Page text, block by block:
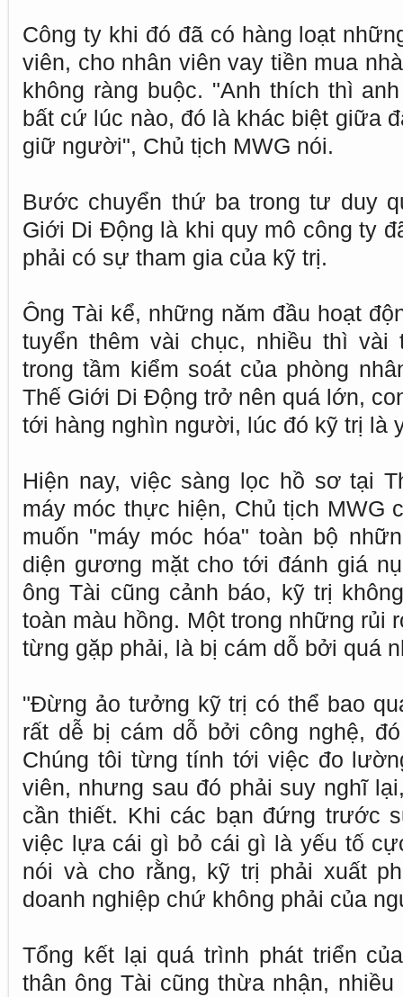
Công ty khi đó đã có hàng loạt
viên, cho nhân viên vay tiền mua
không ràng buộc. "Anh thích thì
bất cứ lúc nào, đó là khác biệt giữa
giữ người", Chủ tịch MWG nói.
Bước chuyển thứ ba trong tư duy
Giới Di Động là khi quy mô công ty
phải có sự tham gia của kỹ trị.
Ông Tài kể, những năm đầu hoạt
tuyển thêm vài chục, nhiều thì vài
trong tầm kiểm soát của phòng
Thế Giới Di Động trở nên quá lớn,
tới hàng nghìn người, lúc đó kỹ trị là
Hiện nay, việc sàng lọc hồ sơ tại
máy móc thực hiện, Chủ tịch MWG
muốn "máy móc hóa" toàn bộ
diện gương mặt cho tới đánh giá
ông Tài cũng cảnh báo, kỹ trị
toàn màu hồng. Một trong những rủi
từng gặp phải, là bị cám dỗ bởi quá
"Đừng ảo tưởng kỹ trị có thể bao
rất dễ bị cám dỗ bởi công nghệ,
Chúng tôi từng tính tới việc đo
viên, nhưng sau đó phải suy nghĩ
cần thiết. Khi các bạn đứng trước
việc lựa cái gì bỏ cái gì là yếu tố
nói và cho rằng, kỹ trị phải xuất
doanh nghiệp chứ không phải của
Tổng kết lại quá trình phát triển
thân ông Tài cũng thừa nhận,